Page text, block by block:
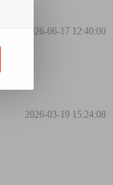
2026-06-17 12:40:00
2026-03-19 15:24:08